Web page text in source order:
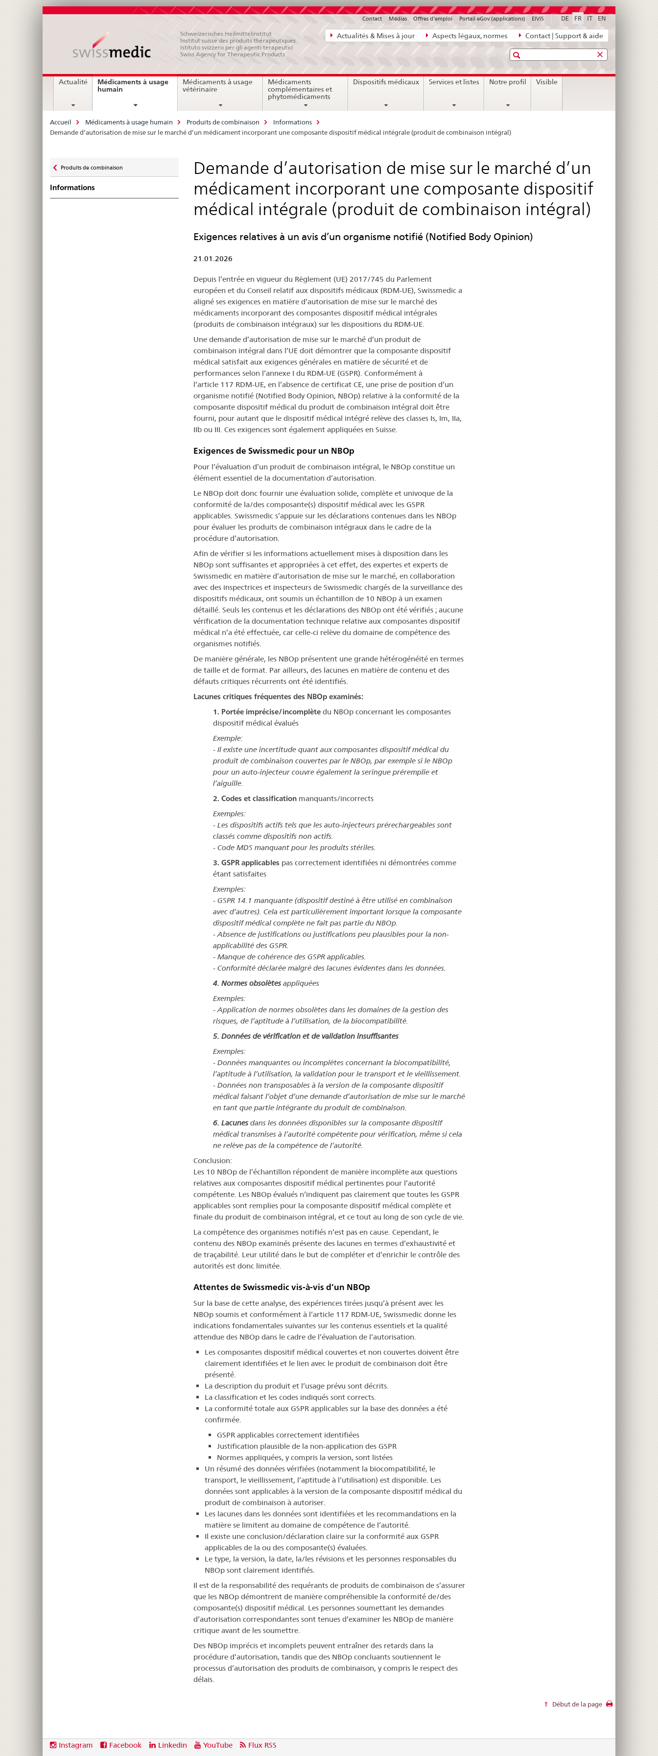
Navigation
directe:
bases
juridiques,
contact
Actualités & Mises à jour Aspects légaux, normes Contact | Support & aide
DE FR IT EN
Contact Médias Offres d'emploi Portail eGov (applications) ElViS
Schweizerisches Heilmittelinstitut
Institut suisse des produits thérapeutiques
Istituto svizzero per gli agenti terapeutici
Swiss Agency for Therapeutic Products
Recherche
Navigation
Actualité
Médicaments à usage
humain
Médicaments à usage
vétérinaire
Médicaments
complémentaires et
phytomédicaments
Dispositifs médicaux Services et listes Notre profil Visible
Breadcrumb
Accueil Médicaments à usage humain Produits de combinaison
Informations
Demande d’autorisation de mise sur le marché d’un médicament incorporant une composante dispositif médical intégrale (produit de combinaison intégral)
zu
Produits de combinaison
Informations
Demande d’autorisation de mise sur le marché d’un
médicament incorporant une composante dispositif
médical intégrale (produit de combinaison intégral)
Exigences relatives à un avis d’un organisme notifié (Notified Body Opinion)
21.01.2026
Depuis l’entrée en vigueur du Règlement (UE) 2017/745 du Parlement
européen et du Conseil relatif aux dispositifs médicaux (RDM-UE), Swissmedic a
aligné ses exigences en matière d’autorisation de mise sur le marché des
médicaments incorporant des composantes dispositif médical intégrales
(produits de combinaison intégraux) sur les dispositions du RDM-UE.
Une demande d’autorisation de mise sur le marché d’un produit de
combinaison intégral dans l’UE doit démontrer que la composante dispositif
médical satisfait aux exigences générales en matière de sécurité et de
performances selon l’annexe I du RDM-UE (GSPR). Conformément à
l’article 117 RDM-UE, en l’absence de certificat CE, une prise de position d’un
organisme notifié (Notified Body Opinion, NBOp) relative à la conformité de la
composante dispositif médical du produit de combinaison intégral doit être
fourni, pour autant que le dispositif médical intégré relève des classes Is, Im, IIa,
IIb ou III. Ces exigences sont également appliquées en Suisse.
Exigences de Swissmedic pour un NBOp
Pour l’évaluation d’un produit de combinaison intégral, le NBOp constitue un
élément essentiel de la documentation d’autorisation.
Le NBOp doit donc fournir une évaluation solide, complète et univoque de la
conformité de la/des composante(s) dispositif médical avec les GSPR
applicables. Swissmedic s’appuie sur les déclarations contenues dans les NBOp
pour évaluer les produits de combinaison intégraux dans le cadre de la
procédure d’autorisation.
Afin de vérifier si les informations actuellement mises à disposition dans les
NBOp sont suffisantes et appropriées à cet effet, des expertes et experts de
Swissmedic en matière d’autorisation de mise sur le marché, en collaboration
avec des inspectrices et inspecteurs de Swissmedic chargés de la surveillance des
dispositifs médicaux, ont soumis un échantillon de 10 NBOp à un examen
détaillé. Seuls les contenus et les déclarations des NBOp ont été vérifiés ; aucune
vérification de la documentation technique relative aux composantes dispositif
médical n’a été effectuée, car celle-ci relève du domaine de compétence des
organismes notifiés.
De manière générale, les NBOp présentent une grande hétérogénéité en termes
de taille et de format. Par ailleurs, des lacunes en matière de contenu et des
défauts critiques récurrents ont été identifiés.
Lacunes critiques fréquentes des NBOp examinés:
1. Portée imprécise/incomplètedu NBOp concernant les composantes
dispositif médical évalués
Exemple:
- Il existe une incertitude quant aux composantes dispositif médical du
produit de combinaison couvertes par le NBOp, par exemple si le NBOp
pour un auto-injecteur couvre également la seringue préremplie et
l’aiguille.
2. Codes et classification manquants/incorrects
Exemples:
- Les dispositifs actifs tels que les auto-injecteurs prérechargeables sont
classés comme dispositifs non actifs.
- Code MDS manquant pour les produits stériles.
3. GSPR applicables pas correctement identifiées ni démontrées comme
étant satisfaites
Exemples:
- GSPR 14.1 manquante (dispositif destiné à être utilisé en combinaison
avec d’autres). Cela est particulièrement important lorsque la composante
dispositif médical complète ne fait pas partie du NBOp.
-Absence de justifications ou justifications peu plausibles pour la non-
applicabilité des GSPR.
- Manque de cohérence des GSPR applicables.
- Conformité déclarée malgré des lacunes évidentes dans les données.
4. Normes obsolètesappliquées
Exemples:
-Application de normes obsolètes dans les domaines de la gestion des
risques, de l’aptitude à l’utilisation, de la biocompatibilité.
5. Données de vérification et de validation insuffisantes
Exemples:
- Données manquantes ou incomplètes concernant la biocompatibilité,
l’aptitude à l’utilisation, la validation pour le transport et le vieillissement.
- Données non transposables à la version de la composante dispositif
médical faisant l’objet d’une demande d’autorisation de mise sur le marché
en tant que partie intégrante du produit de combinaison.
6. Lacunes dans les données disponibles sur la composante dispositif
médical transmises à l’autorité compétente pour vérification, même si cela
ne relève pas de la compétence de l’autorité.
Conclusion:
Les 10 NBOp de l’échantillon répondent de manière incomplète aux questions
relatives aux composantes dispositif médical pertinentes pour l’autorité
compétente. Les NBOp évalués n’indiquent pas clairement que toutes les GSPR
applicables sont remplies pour la composante dispositif médical complète et
finale du produit de combinaison intégral, et ce tout au long de son cycle de vie.
La compétence des organismes notifiés n’est pas en cause. Cependant, le
contenu des NBOp examinés présente des lacunes en termes d’exhaustivité et
de traçabilité. Leur utilité dans le but de compléter et d’enrichir le contrôle des
autorités est donc limitée.
Attentes de Swissmedic vis-à-vis d’un NBOp
Sur la base de cette analyse, des expériences tirées jusqu’à présent avec les
NBOp soumis et conformément à l’article 117 RDM-UE, Swissmedic donne les
indications fondamentales suivantes sur les contenus essentiels et la qualité
attendue des NBOp dans le cadre de l’évaluation de l’autorisation.
Les composantes dispositif médical couvertes et non couvertes doivent être
clairement identifiées et le lien avec le produit de combinaison doit être
présenté.
La description du produit et l’usage prévu sont décrits.
La classification et les codes indiqués sont corrects.
La conformité totale aux GSPR applicables sur la base des données a été
confirmée.
GSPR applicables correctement identifiées
Justification plausible de la non-application des GSPR
Normes appliquées, y compris la version, sont listées
Un résumé des données vérifiées (notamment la biocompatibilité, le
transport, le vieillissement, l’aptitude à l’utilisation) est disponible. Les
données sont applicables à la version de la composante dispositif médical du
produit de combinaison à autoriser.
Les lacunes dans les données sont identifiées et les recommandations en la
matière se limitent au domaine de compétence de l’autorité.
Il existe une conclusion/déclaration claire sur la conformité aux GSPR
applicables de la ou des composante(s) évaluées.
Le type, la version, la date, la/les révisions et les personnes responsables du
NBOp sont clairement identifiés.
Il est de la responsabilité des requérants de produits de combinaison de s’assurer
que les NBOp démontrent de manière compréhensible la conformité de/des
composante(s) dispositif médical. Les personnes soumettant les demandes
d’autorisation correspondantes sont tenues d’examiner les NBOp de manière
critique avant de les soumettre.
Des NBOp imprécis et incomplets peuvent entraîner des retards dans la
procédure d’autorisation, tandis que des NBOp concluants soutiennent le
processus d’autorisation des produits de combinaison, y compris le respect des
délais.
Début de la page
Footer
SocialInstagram Facebook Linkedin YouTube Flux RSS